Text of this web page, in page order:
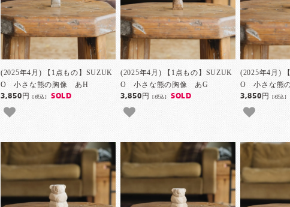
(2025年4月) 【1点もの】SUZUK
O 小さな熊の胸像 あH
3,850円[税込] SOLD
(2025年4月) 【1点もの】SUZUK
O 小さな熊の胸像 あG
3,850円[税込] SOLD
(2025年4月)
O 小さな熊
3,850円[税込]